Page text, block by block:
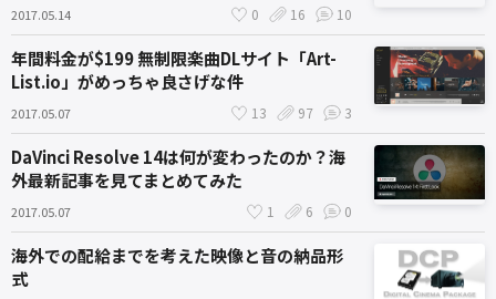
2017.05.14 0 16 10
年間料金が$199 無制限楽曲DLサイト「Art-
List.io」がめっちゃ良さげな件
2017.05.07 13 97 3
DaVinci Resolve 14は何が変わったのか？海
外最新記事を見てまとめてみた
2017.05.07 1 6 0
海外での配給までを考えた映像と音の納品形
式